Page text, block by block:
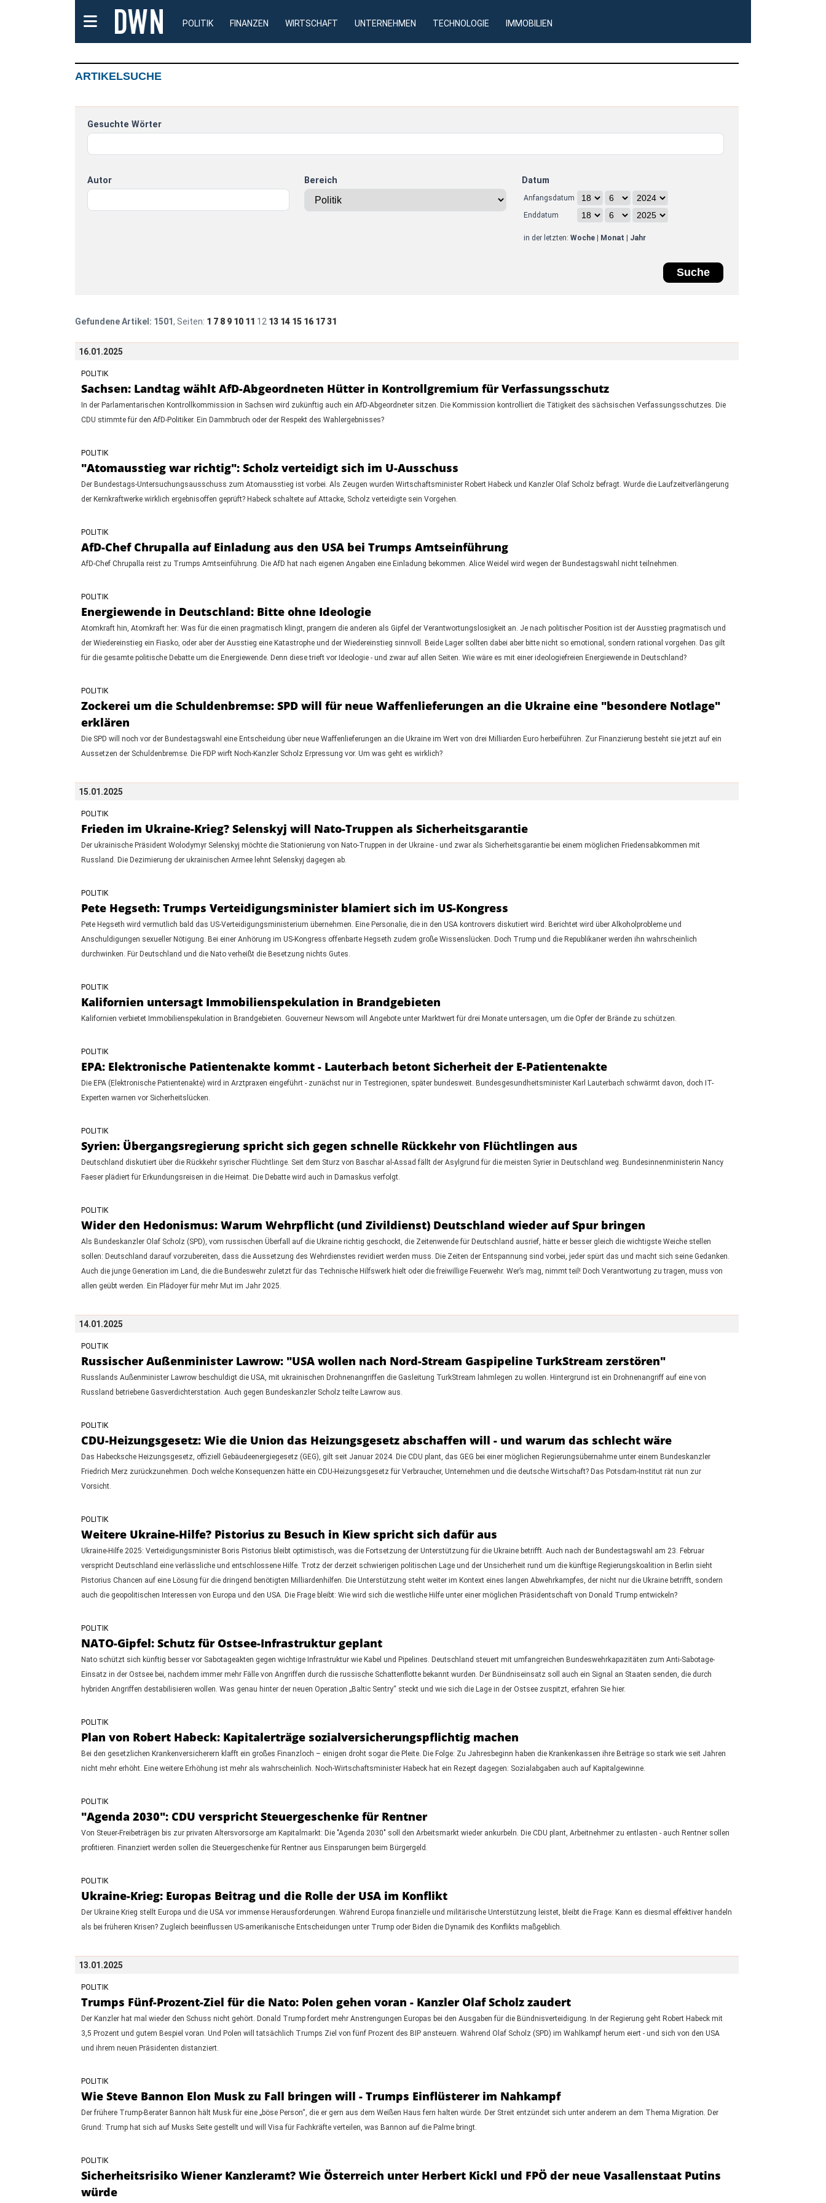
POLITIK FINANZEN WIRTSCHAFT UNTERNEHMEN TECHNOLOGIE IMMOBILIEN
ARTIKELSUCHE
Gesuchte Wörter
Autor Bereich Datum
Anfangsdatum
Enddatum
in der letzten: Woche| Monat Jahr
Gefundene Artikel: 1501, Seiten: 1 7 8 9 10 11 12 13 14 15 16 1731
16.01.2025
POLITIK
Sachsen: Landtag wählt AfD-Abgeordneten Hütter in Kontrollgremium für Verfassungsschutz
In der Parlamentarischen Kontrollkommission in Sachsen wird zukünftig auch ein AfD-Abgeordneter sitzen. Die Kommission kontrolliert die Tätigkeit des sächsischen Verfassungsschutzes. Die
CDU stimmte für den AfD-Politiker. Ein Dammbruch oder der Respekt des Wahlergebnisses?
POLITIK
"Atomausstieg war richtig": Scholz verteidigt sich im U-Ausschuss
Der Bundestags-Untersuchungsausschuss zum Atomausstieg ist vorbei. Als Zeugen wurden Wirtschaftsminister Robert Habeck und Kanzler Olaf Scholz befragt. Wurde die Laufzeitverlängerung
der Kernkraftwerke wirklich ergebnisoffen geprüft? Habeck schaltete auf Attacke, Scholz verteidigte sein Vorgehen.
POLITIK
AfD-Chef Chrupalla auf Einladung aus den USA bei Trumps Amtseinführung
AfD-Chef Chrupalla reist zu Trumps Amtseinführung. Die AfD hat nach eigenen Angaben eine Einladung bekommen. Alice Weidel wird wegen der Bundestagswahl nicht teilnehmen.
POLITIK
Energiewende in Deutschland: Bitte ohne Ideologie
Atomkraft hin, Atomkraft her: Was für die einen pragmatisch klingt, prangern die anderen als Gipfel der Verantwortungslosigkeit an. Je nach politischer Position ist der Ausstieg pragmatisch und
der Wiedereinstieg ein Fiasko, oder aber der Ausstieg eine Katastrophe und der Wiedereinstieg sinnvoll. Beide Lager sollten dabei aber bitte nicht so emotional, sondern rational vorgehen. Das gilt
für die gesamte politische Debatte um die Energiewende. Denn diese trieft vor Ideologie - und zwar auf allen Seiten. Wie wäre es mit einer ideologiefreien Energiewende in Deutschland?
POLITIK
Zockerei um die Schuldenbremse: SPD will für neue Waffenlieferungen an die Ukraine eine "besondere Notlage"
erklären
Die SPD will noch vor der Bundestagswahl eine Entscheidung über neue Waffenlieferungen an die Ukraine im Wert von drei Milliarden Euro herbeiführen. Zur Finanzierung besteht sie jetzt auf ein
Aussetzen der Schuldenbremse. Die FDP wirft Noch-Kanzler Scholz Erpressung vor. Um was geht es wirklich?
15.01.2025
POLITIK
Frieden im Ukraine-Krieg? Selenskyj will Nato-Truppen als Sicherheitsgarantie
Der ukrainische Präsident Wolodymyr Selenskyj möchte die Stationierung von Nato-Truppen in der Ukraine - und zwar als Sicherheitsgarantie bei einem möglichen Friedensabkommen mit
Russland. Die Dezimierung der ukrainischen Armee lehnt Selenskyj dagegen ab.
POLITIK
Pete Hegseth: Trumps Verteidigungsminister blamiert sich im US-Kongress
Pete Hegseth wird vermutlich bald das US-Verteidigungsministerium übernehmen. Eine Personalie, die in den USA kontrovers diskutiert wird. Berichtet wird über Alkoholprobleme und
Anschuldigungen sexueller Nötigung. Bei einer Anhörung im US-Kongress offenbarte Hegseth zudem große Wissenslücken. Doch Trump und die Republikaner werden ihn wahrscheinlich
durchwinken. Für Deutschland und die Nato verheißt die Besetzung nichts Gutes.
POLITIK
Kalifornien untersagt Immobilienspekulation in Brandgebieten
Kalifornien verbietet Immobilienspekulation in Brandgebieten. Gouverneur Newsom will Angebote unter Marktwert für drei Monate untersagen, um die Opfer der Brände zu schützen.
POLITIK
EPA: Elektronische Patientenakte kommt - Lauterbach betont Sicherheit der E-Patientenakte
Die EPA (Elektronische Patientenakte) wird in Arztpraxen eingeführt - zunächst nur in Testregionen, später bundesweit. Bundesgesundheitsminister Karl Lauterbach schwärmt davon, doch IT-
Experten warnen vor Sicherheitslücken.
POLITIK
Syrien: Übergangsregierung spricht sich gegen schnelle Rückkehr von Flüchtlingen aus
Deutschland diskutiert über die Rückkehr syrischer Flüchtlinge. Seit dem Sturz von Baschar al-Assad fällt der Asylgrund für die meisten Syrier in Deutschland weg. Bundesinnenministerin Nancy
Faeser plädiert für Erkundungsreisen in die Heimat. Die Debatte wird auch in Damaskus verfolgt.
POLITIK
Wider den Hedonismus: Warum Wehrpflicht (und Zivildienst) Deutschland wieder auf Spur bringen
Als Bundeskanzler Olaf Scholz (SPD), vom russischen Überfall auf die Ukraine richtig geschockt, die Zeitenwende für Deutschland ausrief, hätte er besser gleich die wichtigste Weiche stellen
sollen: Deutschland darauf vorzubereiten, dass die Aussetzung des Wehrdienstes revidiert werden muss. Die Zeiten der Entspannung sind vorbei, jeder spürt das und macht sich seine Gedanken.
Auch die junge Generation im Land, die die Bundeswehr zuletzt für das Technische Hilfswerk hielt oder die freiwillige Feuerwehr. Wer’s mag, nimmt teil! Doch Verantwortung zu tragen, muss von
allen geübt werden. Ein Plädoyer für mehr Mut im Jahr 2025.
14.01.2025
POLITIK
Russischer Außenminister Lawrow: "USA wollen nach Nord-Stream Gaspipeline TurkStream zerstören"
Russlands Außenminister Lawrow beschuldigt die USA, mit ukrainischen Drohnenangriffen die Gasleitung TurkStream lahmlegen zu wollen. Hintergrund ist ein Drohnenangriff auf eine von
Russland betriebene Gasverdichterstation. Auch gegen Bundeskanzler Scholz teilte Lawrow aus.
POLITIK
CDU-Heizungsgesetz: Wie die Union das Heizungsgesetz abschaffen will - und warum das schlecht wäre
Das Habecksche Heizungsgesetz, offiziell Gebäudeenergiegesetz (GEG), gilt seit Januar 2024. Die CDU plant, das GEG bei einer möglichen Regierungsübernahme unter einem Bundeskanzler
Friedrich Merz zurückzunehmen. Doch welche Konsequenzen hätte ein CDU-Heizungsgesetz für Verbraucher, Unternehmen und die deutsche Wirtschaft? Das Potsdam-Institut rät nun zur
Vorsicht.
POLITIK
Weitere Ukraine-Hilfe? Pistorius zu Besuch in Kiew spricht sich dafür aus
Ukraine-Hilfe 2025: Verteidigungsminister Boris Pistorius bleibt optimistisch, was die Fortsetzung der Unterstützung für die Ukraine betrifft. Auch nach der Bundestagswahl am 23. Februar
verspricht Deutschland eine verlässliche und entschlossene Hilfe. Trotz der derzeit schwierigen politischen Lage und der Unsicherheit rund um die künftige Regierungskoalition in Berlin sieht
Pistorius Chancen auf eine Lösung für die dringend benötigten Milliardenhilfen. Die Unterstützung steht weiter im Kontext eines langen Abwehrkampfes, der nicht nur die Ukraine betrifft, sondern
auch die geopolitischen Interessen von Europa und den USA. Die Frage bleibt: Wie wird sich die westliche Hilfe unter einer möglichen Präsidentschaft von Donald Trump entwickeln?
POLITIK
NATO-Gipfel: Schutz für Ostsee-Infrastruktur geplant
Nato schützt sich künftig besser vor Sabotageakten gegen wichtige Infrastruktur wie Kabel und Pipelines. Deutschland steuert mit umfangreichen Bundeswehrkapazitäten zum Anti-Sabotage-
Einsatz in der Ostsee bei, nachdem immer mehr Fälle von Angriffen durch die russische Schattenflotte bekannt wurden. Der Bündniseinsatz soll auch ein Signal an Staaten senden, die durch
hybriden Angriffen destabilisieren wollen. Was genau hinter der neuen Operation „Baltic Sentry“ steckt und wie sich die Lage in der Ostsee zuspitzt, erfahren Sie hier.
POLITIK
Plan von Robert Habeck: Kapitalerträge sozialversicherungspflichtig machen
Bei den gesetzlichen Krankenversicherern klafft ein großes Finanzloch – einigen droht sogar die Pleite. Die Folge: Zu Jahresbeginn haben die Krankenkassen ihre Beiträge so stark wie seit Jahren
nicht mehr erhöht. Eine weitere Erhöhung ist mehr als wahrscheinlich. Noch-Wirtschaftsminister Habeck hat ein Rezept dagegen: Sozialabgaben auch auf Kapitalgewinne.
POLITIK
"Agenda 2030": CDU verspricht Steuergeschenke für Rentner
Von Steuer-Freibeträgen bis zur privaten Altersvorsorge am Kapitalmarkt: Die "Agenda 2030" soll den Arbeitsmarkt wieder ankurbeln. Die CDU plant, Arbeitnehmer zu entlasten - auch Rentner sollen
profitieren. Finanziert werden sollen die Steuergeschenke für Rentner aus Einsparungen beim Bürgergeld.
POLITIK
Ukraine-Krieg: Europas Beitrag und die Rolle der USA im Konflikt
Der Ukraine Krieg stellt Europa und die USA vor immense Herausforderungen. Während Europa finanzielle und militärische Unterstützung leistet, bleibt die Frage: Kann es diesmal effektiver handeln
als bei früheren Krisen? Zugleich beeinflussen US-amerikanische Entscheidungen unter Trump oder Biden die Dynamik des Konflikts maßgeblich.
13.01.2025
POLITIK
Trumps Fünf-Prozent-Ziel für die Nato: Polen gehen voran - Kanzler Olaf Scholz zaudert
Der Kanzler hat mal wieder den Schuss nicht gehört. Donald Trump fordert mehr Anstrengungen Europas bei den Ausgaben für die Bündnisverteidigung. In der Regierung geht Robert Habeck mit
3,5 Prozent und gutem Bespiel voran. Und Polen will tatsächlich Trumps Ziel von fünf Prozent des BIP ansteuern. Während Olaf Scholz (SPD) im Wahlkampf herum eiert - und sich von den USA
und ihrem neuen Präsidenten distanziert.
POLITIK
Wie Steve Bannon Elon Musk zu Fall bringen will - Trumps Einflüsterer im Nahkampf
Der frühere Trump-Berater Bannon hält Musk für eine „böse Person“, die er gern aus dem Weißen Haus fern halten würde. Der Streit entzündet sich unter anderem an dem Thema Migration. Der
Grund: Trump hat sich auf Musks Seite gestellt und will Visa für Fachkräfte verteilen, was Bannon auf die Palme bringt.
POLITIK
Sicherheitsrisiko Wiener Kanzleramt? Wie Österreich unter Herbert Kickl und FPÖ der neue Vasallenstaat Putins
würde